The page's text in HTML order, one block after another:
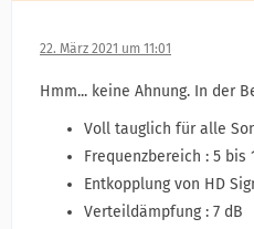
22. März 2021 um 11:01
Hmm... keine Ahnung. In der
Voll tauglich für alle
Frequenzbereich : 5 bis
Entkopplung von HD
Verteildämpfung : 7 dB